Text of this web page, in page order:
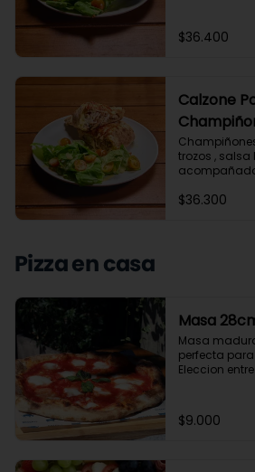
$36.400
Calzone
trozos , salsa
chip.
$36.300
Pizza en casa
Masa
Masa
perfecta
Eleccion
$9.000